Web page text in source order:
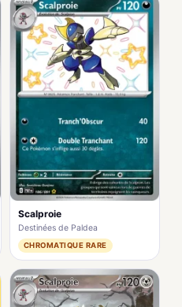
Scalproie
Destinées de Paldea
CHROMATIQUE RARE